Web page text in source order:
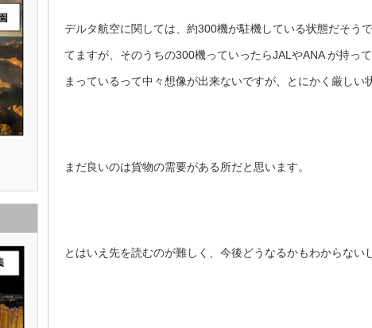
デルタ航空に関しては、約300機が駐機している状態だそう
てますが、そのうちの300機っていったらJALやANA が持っ
まっているって中々想像が出来ないですが、とにかく厳しい
まだ良いのは貨物の需要がある所だと思います。
とはいえ先を読むのが難しく、今後どうなるかもわからない